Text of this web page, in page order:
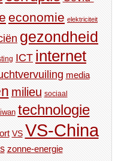
economie elektriciteit
gezondheid
ICT internet
media
milieu sociaal
technologie
VS VS-China
zonne-energie